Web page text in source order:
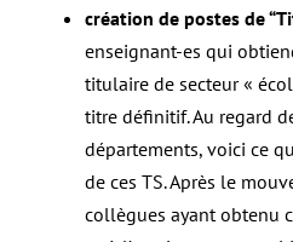
création de postes de
enseignant-es qui
titulaire de secteur «
titre définitif. Au regard
départements, voici ce
de ces TS. Après le
collègues ayant obtenu